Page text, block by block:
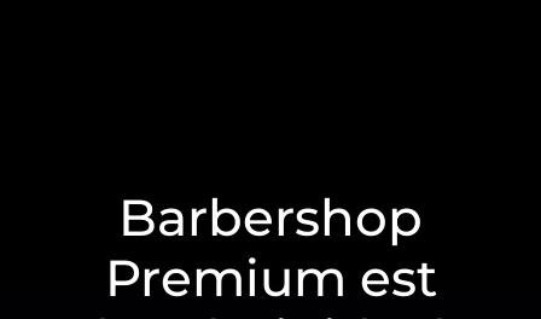
Barbershop
Premium est